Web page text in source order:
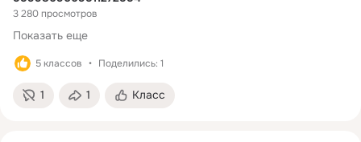
3 280 просмотров
Показать еще
5 классов Поделились: 1
1 1 Класс